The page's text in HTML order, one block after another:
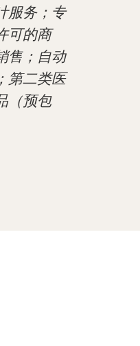
服务；专
可的商
售；自动
第二类医
（预包